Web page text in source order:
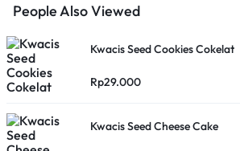
People Also Viewed
Kwacis Seed Cookies Cokelat
Rp29.000
Kwacis Seed Cheese Cake